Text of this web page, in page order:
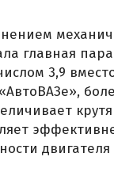
главная
3,9